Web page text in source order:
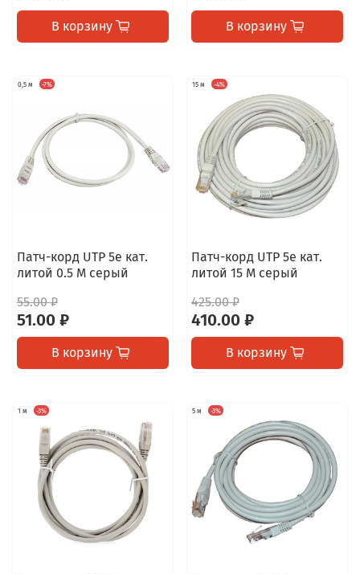
В корзину В корзину
0,5 м -7%
Патч-корд UTP 5e кат.
литой 0.5 М серый
55.00 ₽
51.00 ₽
В корзину
15 м -4%
Патч-корд UTP 5e кат.
литой 15 М серый
425.00 ₽
410.00 ₽
В корзину
1 м -3% 5 м -3%